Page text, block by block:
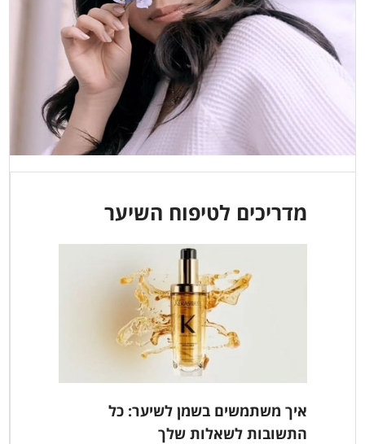
מדריכים לטיפוח השיער
איך משתמשים בשמן לשיער: כל
התשובות לשאלות שלך